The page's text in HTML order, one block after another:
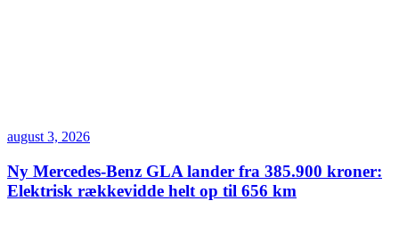
august 3, 2026
Ny Mercedes-Benz GLA lander fra 385.900 kroner:
Elektrisk rækkevidde helt op til 656 km